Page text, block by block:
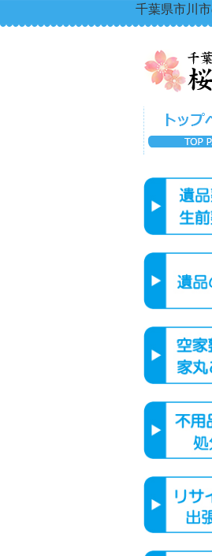
千葉県市川